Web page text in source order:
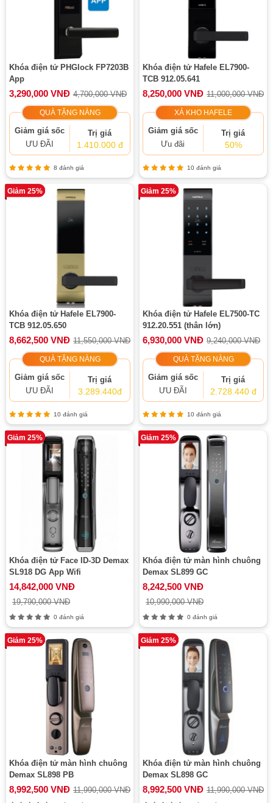
Khóa điện tử PHGlock FP7203B
App
3,290,000 VNĐ 4,700,000 VNĐ
QUÀ TẶNG NÀNG
Giảm giá sốc
ƯU ĐÃI
Trị giá
1.410.000 đ
8 đánh giá
Khóa điện tử Hafele EL7900-
TCB 912.05.641
8,250,000 VNĐ 11,000,000 VNĐ
XẢ KHO HAFELE
Giảm giá sốc
Ưu đãi
Trị giá
50%
10 đánh giá
Giảm 25%
Khóa điện tử Hafele EL7900-
TCB 912.05.650
8,662,500 VNĐ 11,550,000 VNĐ
QUÀ TẶNG NÀNG
Giảm giá sốc
ƯU ĐÃI
Trị giá
3.289.440đ
10 đánh giá
Giảm 25%
Khóa điện tử Hafele EL7500-TC
912.20.551 (thân lớn)
6,930,000 VNĐ 9,240,000 VNĐ
QUÀ TẶNG NÀNG
Giảm giá sốc
ƯU ĐÃI
Trị giá
2.728.440 đ
10 đánh giá
Giảm 25%
Khóa điện tử Face ID-3D Demax
SL918 DG App Wifi
14,842,000 VNĐ
19,790,000 VNĐ
0 đánh giá
Giảm 25%
Khóa điện tử màn hình chuông
Demax SL899 GC
8,242,500 VNĐ
10,990,000 VNĐ
0 đánh giá
Giảm 25%
Khóa điện tử màn hình chuông
Demax SL898 PB
8,992,500 VNĐ 11,990,000 VNĐ
Giảm 25%
Khóa điện tử màn hình chuông
Demax SL898 GC
8,992,500 VNĐ 11,990,000 VNĐ